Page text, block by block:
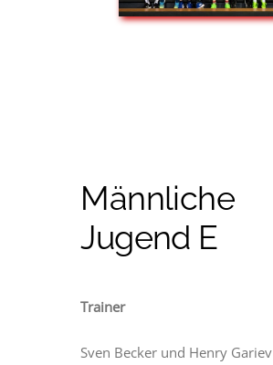
Männliche
Jugend E
Trainer
Sven Becker und Henry Gariev